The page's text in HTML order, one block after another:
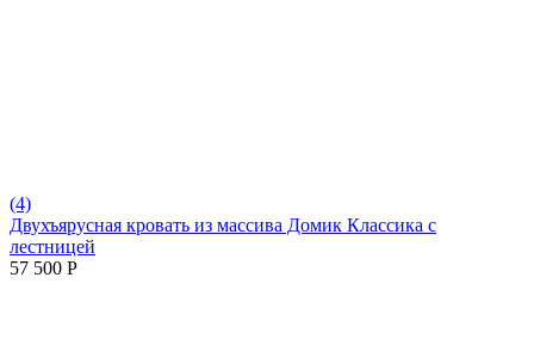
(4)
Двухъярусная кровать из массива Домик Классика с
лестницей
57 500 Р